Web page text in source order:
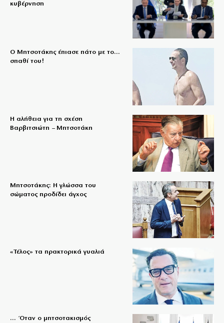
κυβέρνηση
Ο Μητσοτάκης έπιασε πάτο με το…
σπαθί του!
Η αλήθεια για τη σχέση
Βαρβιτσιώτη – Μητσοτάκη
Μητσοτάκης: Η γλώσσα του
σώματος προδίδει άγχος
«Τέλος» τα πρακτορικά γυαλιά
… Όταν ο μητσοτακισμός